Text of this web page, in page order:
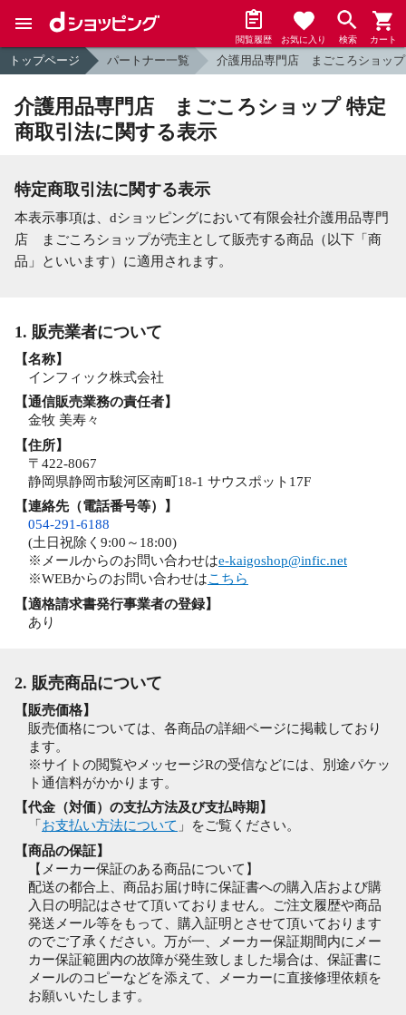
閲覧履歴 お気に入り 検索 カート
トップページ パートナー一覧 介護用品専門店 まごころショップ
介護用品専門店 まごころショップ 特定
商取引法に関する表示
特定商取引法に関する表示
本表示事項は、dショッピングにおいて有限会社介護用品専門
店 まごころショップが売主として販売する商品（以下「商
品」といいます）に適用されます。
1. 販売業者について
【名称】
インフィック株式会社
【通信販売業務の責任者】
金牧 美寿々
【住所】
〒422-8067
静岡県静岡市駿河区南町18-1 サウスポット17F
【連絡先（電話番号等）】
054-291-6188
(土日祝除く9:00～18:00)
※メールからのお問い合わせはe-kaigoshop@infic.net
※WEBからのお問い合わせはこちら
【適格請求書発行事業者の登録】
あり
2. 販売商品について
【販売価格】
販売価格については、各商品の詳細ページに掲載しており
ます。
※サイトの閲覧やメッセージRの受信などには、別途パケッ
ト通信料がかかります。
【代金（対価）の支払方法及び支払時期】
「 お支払い方法について 」をご覧ください。
【商品の保証】
【メーカー保証のある商品について】
配送の都合上、商品お届け時に保証書への購入店および購
入日の明記はさせて頂いておりません。ご注文履歴や商品
発送メール等をもって、購入証明とさせて頂いております
のでご了承ください。万が一、メーカー保証期間内にメー
カー保証範囲内の故障が発生致しました場合は、保証書に
メールのコピーなどを添えて、メーカーに直接修理依頼を
お願いいたします。